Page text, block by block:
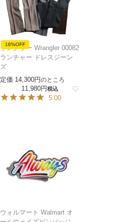
16%OFF
ラングラー Wrangler 00082
ランチャー ドレスジーン
ズ
定価 14,300 のところ
11,980 税込
5.00
ウォルマート Walmart オ